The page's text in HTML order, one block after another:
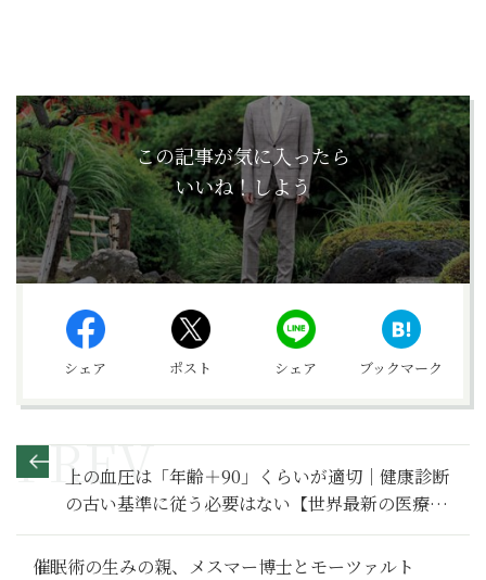
この記事が気に入ったら
いいね！しよう
シェア ポスト シェア ブックマーク
上の血圧は「年齢＋90」くらいが適切｜健康診断
の古い基準に従う必要はない【世界最新の医療デ
ータが示す最強の食事術】37
催眠術の生みの親、メスマー博士とモーツァルト